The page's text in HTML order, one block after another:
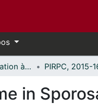
Programme d’initiation à la recherche au premier cycle (PIRPC) // Undergraduate Research Opportunity Program (UROP)
in